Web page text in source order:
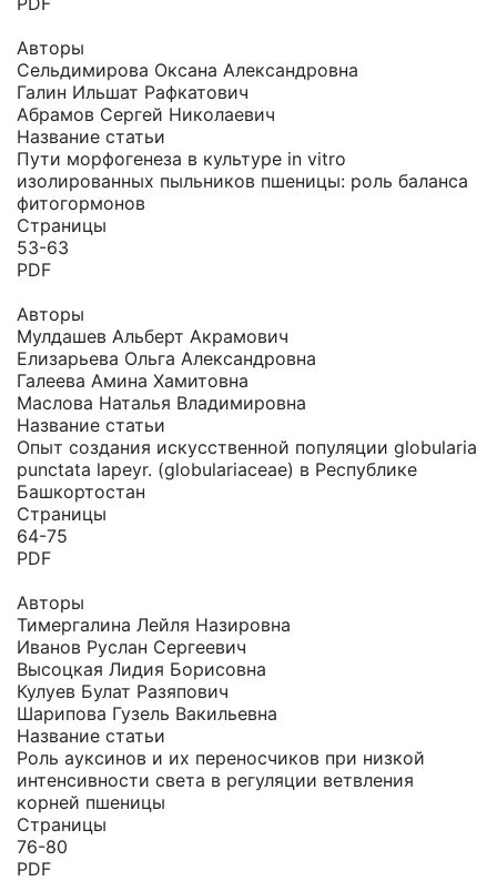
Авторы
Сельдимирова Оксана Александровна
Галин Ильшат Рафкатович
Абрамов Сергей Николаевич
Название статьи
Пути морфогенеза в культуре in vitro
изолированных пыльников пшеницы: роль баланса
фитогормонов
PDF
Страницы
53-63
Авторы
Мулдашев Альберт Акрамович
Елизарьева Ольга Александровна
Галеева Амина Хамитовна
Маслова Наталья Владимировна
Название статьи
Опыт создания искусственной популяции globularia
punctata lapeyr. (globulariaceae) в Республике
Башкортостан
PDF
Страницы
64-75
Авторы
Тимергалина Лейля Назировна
Иванов Руслан Сергеевич
Высоцкая Лидия Борисовна
Кулуев Булат Разяпович
Шарипова Гузель Вакильевна
Название статьи
Роль ауксинов и их переносчиков при низкой
интенсивности света в регуляции ветвления
корней пшеницы
PDF
Страницы
76-80